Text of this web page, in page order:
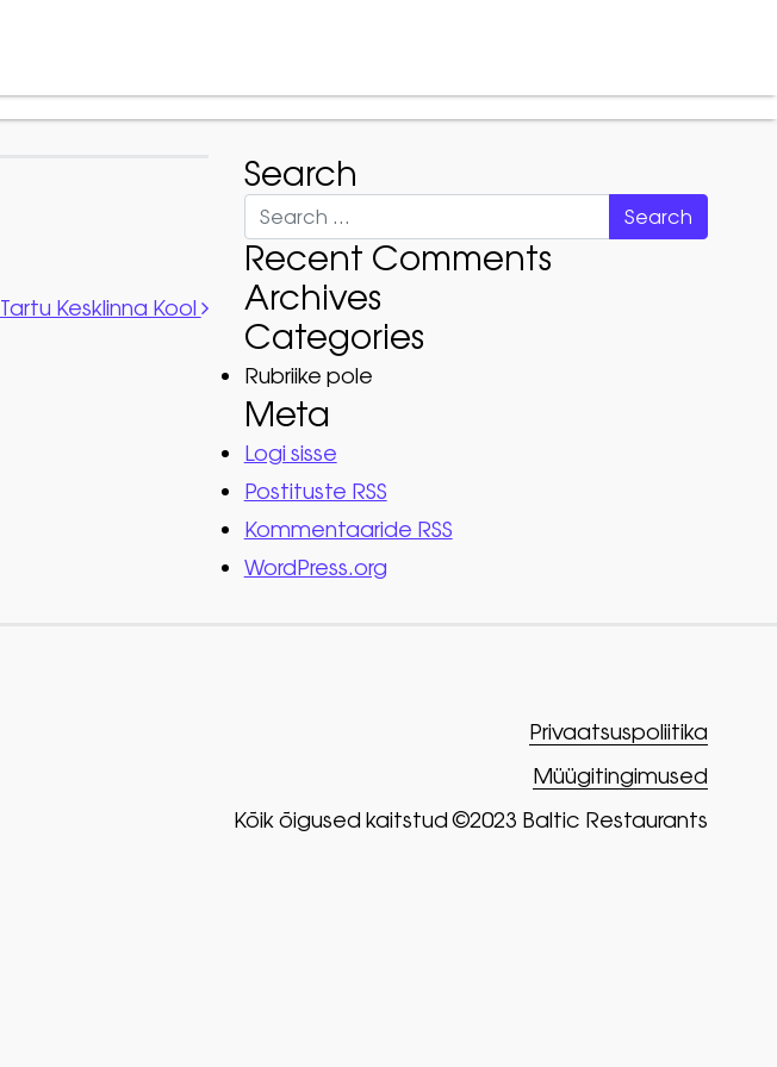
Tartu Kesklinna Kool
Search
Search
Recent Comments
Archives
Categories
Rubriike pole
Meta
Logi sisse
Postituste RSS
Kommentaaride RSS
WordPress.org
Privaatsuspoliitika
Müügitingimused
Kõik õigused kaitstud ©2023 Baltic Restaurants